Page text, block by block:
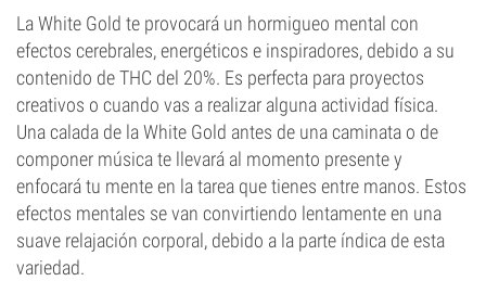
La White Gold te provocará un hormigueo mental con
efectos cerebrales, energéticos e inspiradores, debido a su
contenido de THC del 20%. Es perfecta para proyectos
creativos o cuando vas a realizar alguna actividad física.
Una calada de la White Gold antes de una caminata o de
componer música te llevará al momento presente y
enfocará tu mente en la tarea que tienes entre manos. Estos
efectos mentales se van convirtiendo lentamente en una
suave relajación corporal, debido a la parte índica de esta
variedad.